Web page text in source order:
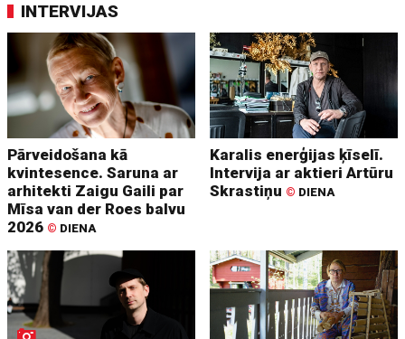
INTERVIJAS
Pārveidošana kā
kvintesence. Saruna ar
arhitekti Zaigu Gaili par
Mīsa van der Roes balvu
2026 © DIENA
Karalis enerģijas ķīselī.
Intervija ar aktieri Artūru
Skrastiņu © DIENA